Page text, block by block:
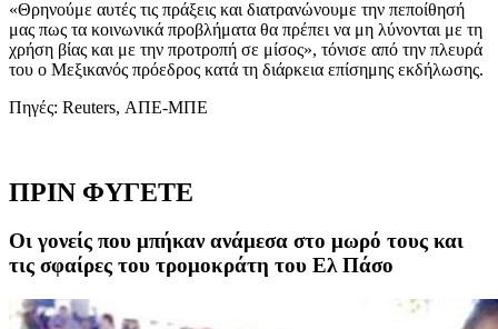
«Θρηνούμε αυτές τις πράξεις και διατρανώνουμε την πεποίθησή
μας πως τα κοινωνικά προβλήματα θα πρέπει να μη λύνονται με τη
χρήση βίας και με την προτροπή σε μίσος», τόνισε από την πλευρά
του ο Μεξικανός πρόεδρος κατά τη διάρκεια επίσημης εκδήλωσης.
Πηγές: Reuters, ΑΠΕ-ΜΠΕ
ΠΡΙΝ ΦΥΓΕΤΕ
Οι γονείς που μπήκαν ανάμεσα στο μωρό τους και
τις σφαίρες του τρομοκράτη του Ελ Πάσο